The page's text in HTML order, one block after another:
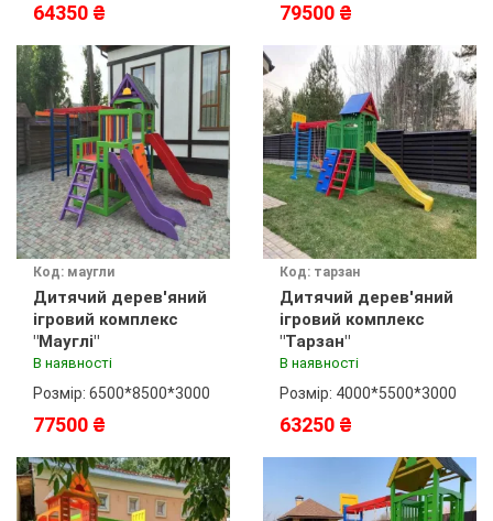
64350 ₴ 79500 ₴
Код: маугли
Дитячий дерев'яний
ігровий комплекс
"Мауглі"
В наявності
Розмір: 6500*8500*3000
77500 ₴
Код: тарзан
Дитячий дерев'яний
ігровий комплекс
"Тарзан"
В наявності
Розмір: 4000*5500*3000
63250 ₴